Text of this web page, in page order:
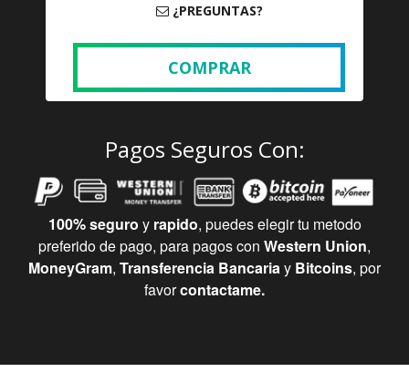
¿PREGUNTAS?
COMPRAR
Pagos Seguros Con:
100% seguro y rapido, puedes elegir tu metodo
preferido de pago, para pagos con Western Union,
MoneyGram, Transferencia Bancariay Bitcoins, por
favorcontactame.